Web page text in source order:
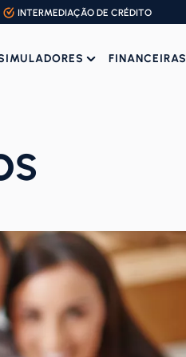
INTERMEDIAÇÃO DE CRÉDITO
FINANCEIRAS